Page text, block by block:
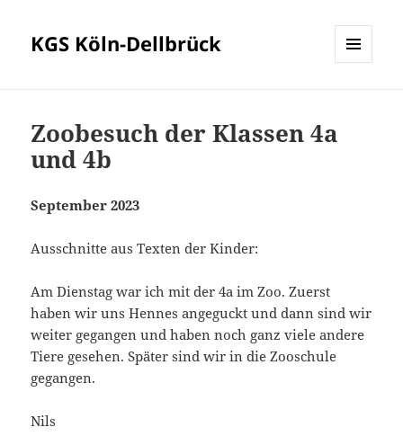
KGS Köln-Dellbrück
Zoobesuch der Klassen 4a
und 4b
September 2023
Ausschnitte aus Texten der Kinder:
Am Dienstag war ich mit der 4a im Zoo. Zuerst
haben wir uns Hennes angeguckt und dann sind wir
weiter gegangen und haben noch ganz viele andere
Tiere gesehen. Später sind wir in die Zooschule
gegangen.
Nils